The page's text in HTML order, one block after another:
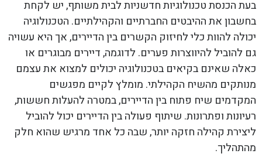
בעת הכנסת טכנולוגיות חדשניות לבית משותף, יש לקחת
בחשבון את ההיבטים החברתיים והקהילתיים. הטכנולוגיה
יכולה להוות כלי לחיזוק הקשרים בין הדיירים, אך היא עשויה
גם להוביל להיווצרות פערים. לדוגמה, דיירים מבוגרים או
כאלה שאינם בקיאים בטכנולוגיה יכולים למצוא את עצמם
מנותקים מהשיח הקהילתי. מומלץ לקיים מפגשים
המקדמים שיח פתוח בין הדיירים, במטרה להעלות חששות,
רעיונות ופתרונות. שיתוף פעולה בין הדיירים יכול להוביל
ליצירת קהילה חזקה יותר, שבה כל אחד מרגיש שהוא חלק
מהתהליך.